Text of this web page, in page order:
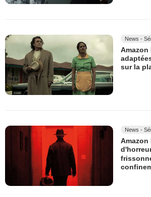
News -
Amazon
sur la
News -
Amazon